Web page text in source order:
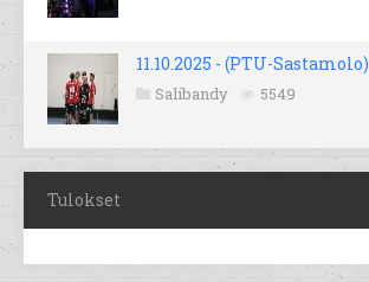
11.10.2025 - (PTU-Sastamolo)
Salibandy 5549
Tulokset